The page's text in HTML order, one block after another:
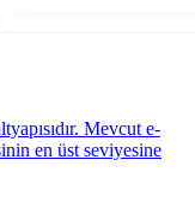
Mevcut e-
en üst seviyesine